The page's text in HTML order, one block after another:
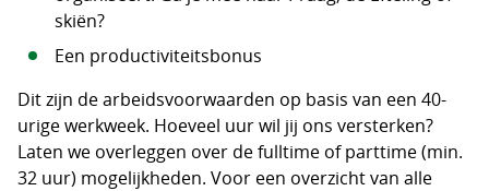
skiën?
Een productiviteitsbonus
Dit zijn de arbeidsvoorwaarden op basis van een 40-
urige werkweek. Hoeveel uur wil jij ons versterken?
Laten we overleggen over de fulltime of parttime (min.
32 uur) mogelijkheden. Voor een overzicht van alle